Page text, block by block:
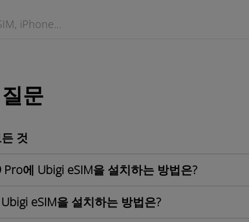
문
것
에 Ubigi eSIM을 설치하는 방법은?
eSIM을 설치하는 방법은?